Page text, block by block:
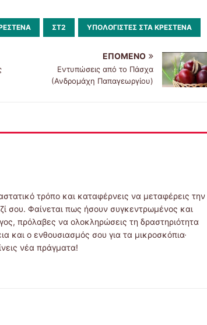
ΣΤ2 ΥΠΟΛΟΓΙΣΤΈΣ ΣΤΑ ΚΡΈΣΤΕΝΑ
ΕΠΌΜΕΝΟ
Εντυπώσεις από το Πάσχα
(Ανδρομάχη Παπαγεωργίου)
τρόπο και καταφέρνεις να μεταφέρεις την
σου. Φαίνεται πως ήσουν συγκεντρωμένος και
πρόλαβες να ολοκληρώσεις τη δραστηριότητα
και ο ενθουσιασμός σου για τα μικροσκόπια·
νέα πράγματα!